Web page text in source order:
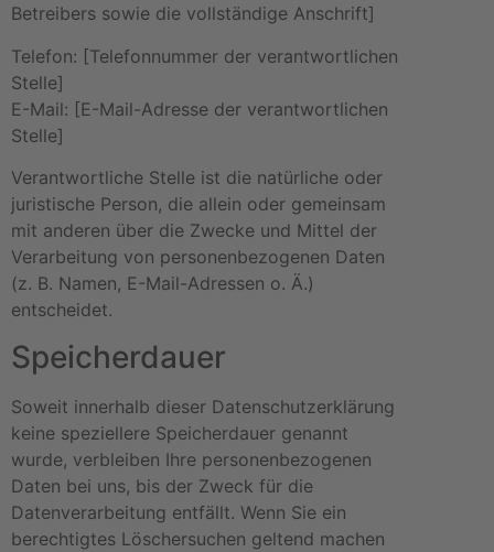
Betreibers sowie die vollständige Anschrift]
Telefon: [Telefonnummer der verantwortlichen
Stelle]
E-Mail: [E-Mail-Adresse der verantwortlichen
Stelle]
Verantwortliche Stelle ist die natürliche oder
juristische Person, die allein oder gemeinsam
mit anderen über die Zwecke und Mittel der
Verarbeitung von personenbezogenen Daten
(z. B. Namen, E-Mail-Adressen o. Ä.)
entscheidet.
Speicherdauer
Soweit innerhalb dieser Datenschutzerklärung
keine speziellere Speicherdauer genannt
wurde, verbleiben Ihre personenbezogenen
Daten bei uns, bis der Zweck für die
Datenverarbeitung entfällt. Wenn Sie ein
berechtigtes Löschersuchen geltend machen